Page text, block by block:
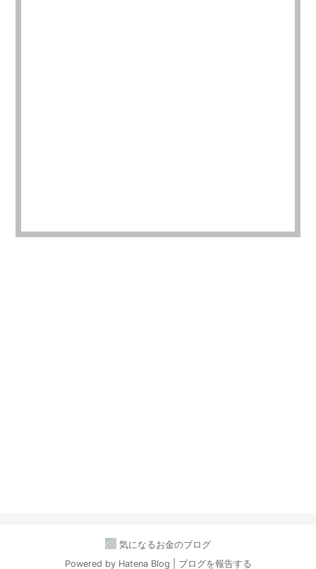
気になるお金のブログ
Powered by Hatena Blog ブログを報告する